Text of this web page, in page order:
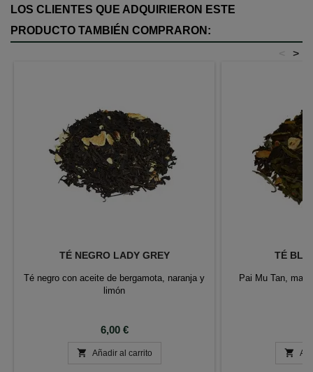
LOS CLIENTES QUE ADQUIRIERON ESTE
PRODUCTO TAMBIÉN COMPRARON:
>
<
TÉ NEGRO LADY GREY
Té negro con aceite de bergamota, naranja y
limón
Precio
6,00 €
 Añadir al carrito
TÉ
Pai Mu Tan,
